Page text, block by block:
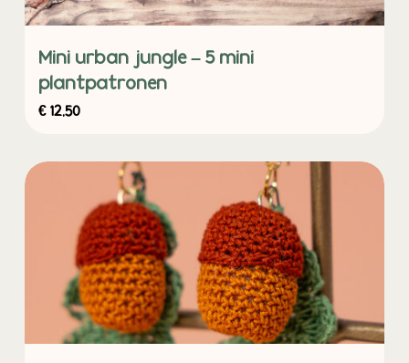
Mini urban jungle – 5 mini
plantpatronen
€12,50